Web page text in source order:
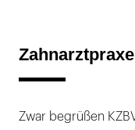
Zwar begrüßen